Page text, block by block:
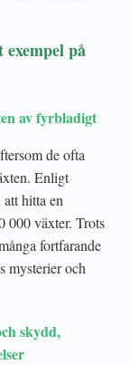
på
av fyrbladigt
de ofta
Enligt
hitta en
000 växter. Trots
fortfarande
mysterier och
skydd,